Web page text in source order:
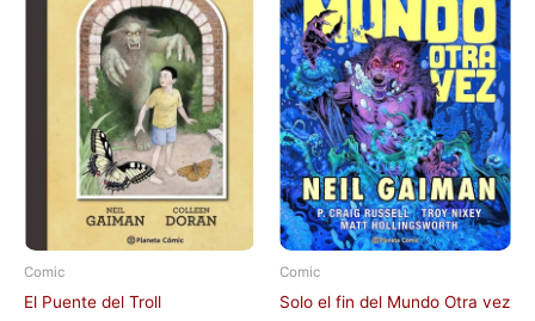
Comic
El Puente del Troll
Comic
Solo el fin del Mundo Otra vez